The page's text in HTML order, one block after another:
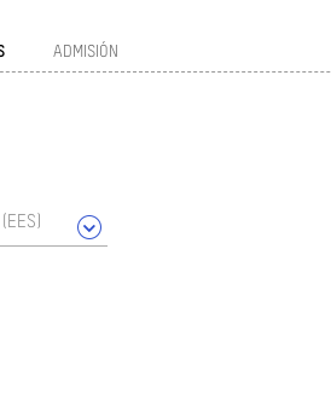
ADMISIÓN